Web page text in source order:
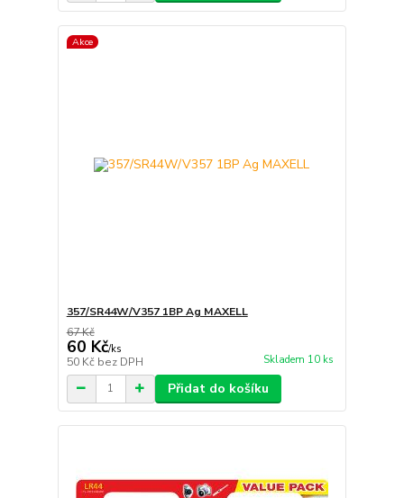
Akce
357/SR44W/V357 1BP Ag MAXELL
67 Kč
60 Kč/ks
50 Kč bez DPH Skladem 10 ks
Přidat do košíku